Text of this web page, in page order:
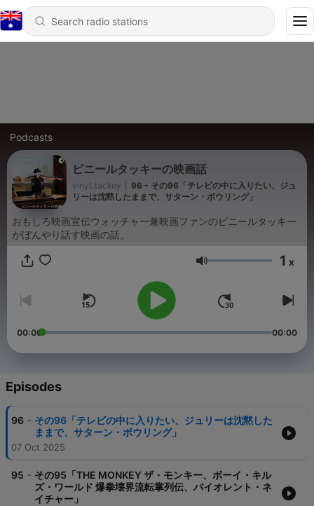
Podcasts
ビニールタッキーの映画話
vinyl_tackey
96 - その96「テレビの中に入りたい、ジュ
リーは沈黙したままで、サターン・ボウリング」
おもしろ映画宣伝ウォッチャー兼映画ファンのビニールタッキー
がぼんやり話す映画の話。
Volume 1 x
00:00 00:00
Episodes
96 - その96「テレビの中に入りたい、ジュリーは沈黙した
ままで、サターン・ボウリング」
07 Oct 2025
95 - その95「THE MONKEY ザ・モンキー、ボーイ・キル
ズ・ワールド 爆拳壊界流転掌列伝、バイオレント・ネ
イチャー」